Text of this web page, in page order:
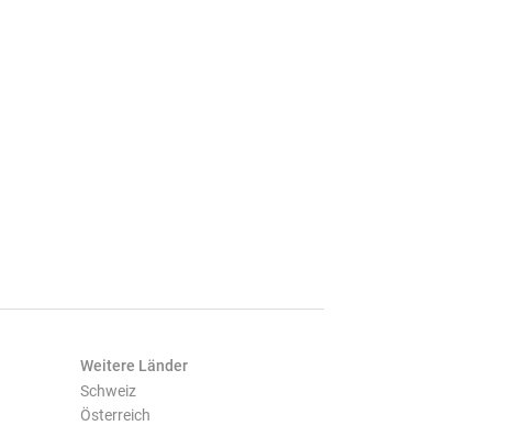
Weitere Länder
Schweiz
Österreich